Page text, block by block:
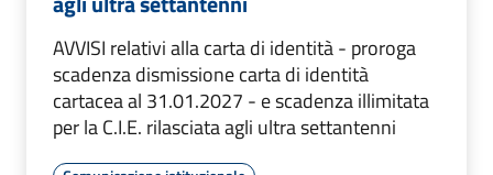
AVVISI relativi alla carta di identità - proroga
scadenza dismissione carta di identità
cartacea al 31.01.2027 - e scadenza illimitata
per la C.I.E. rilasciata agli ultra settantenni